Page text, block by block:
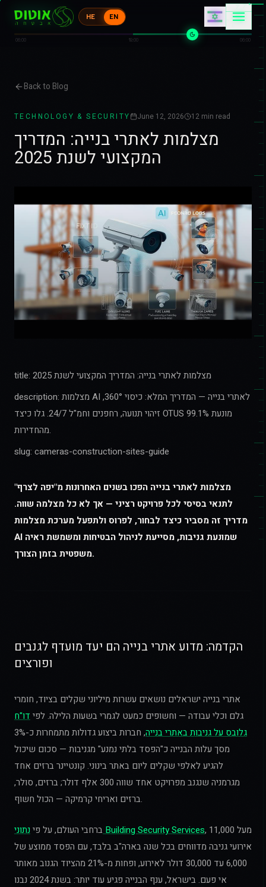
▸
HE EN ウ
イ1
06:00 18:00 06:00
Back to Blog
TECHNOLOGY & SECURITY June 12, 2026 12 min read
מצלמות לאתרי בנייה: המדריך
המקצועי לשנת 2025
title: מצלמות לאתרי בנייה: המדריך המקצועי לשנת 2025
description: מצלמות AI לאתרי בנייה — המדריך המלא: כיסוי 360°,
זיהוי תנועה, רחפנים וחמ"ל 24/7. גלו כיצד OTUS מונעת 99.1%
מהחדירות.
slug: cameras-construction-sites-guide
מצלמות לאתרי בנייה הפכו בשנים האחרונות מ"יפה לצרף"
לתנאי בסיסי לכל פרויקט רציני — אך לא כל מצלמה שווה.
מדריך זה מסביר כיצד לבחור, לפרוס ולתפעל מערכת מצלמות
AI שמונעת גניבות, מסייעת לניהול הבטיחות ומשמשת ראיה
משפטית בזמן הצורך.
הקדמה: מדוע אתרי בנייה הם יעד מועדף לגנבים
ופורצים
אתרי בנייה ישראלים נושאים עשרות מיליוני שקלים בציוד, חומרי
גלם וכלי עבודה — וחשופים כמעט לגמרי בשעות הלילה. לפי דו"ח
גלובס על גניבות באתרי בנייה
, חברות ביצוע גדולות מתמחרות כ-3%
מסך עלות הבנייה כ"הפסד בלתי נמנע" מגניבות — סכום שיכול
להגיע לאלפי שקלים ליום באתר בינוני. קונטיינר ברזים אחד
מגרמניה שנגנב מפרויקט אחד שווה 300 אלף דולר; ברזים, סולר,
ברזים ואריחי קרמיקה — הכול חשוף.
ברחבי העולם, על פי נתוני Building Security Services, מעל 11,000
אירועי גניבה מדווחים בכל שנה בארה"ב בלבד, עם הפסד ממוצע של
6,000 עד 30,000 דולר לאירוע, ופחות מ-21% מהציוד הגנוב מאותר
אי פעם. בישראל, ענף הבנייה פגיע עוד יותר: בשנת 2024 נבנו